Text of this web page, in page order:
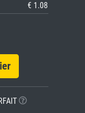
€ 1.08